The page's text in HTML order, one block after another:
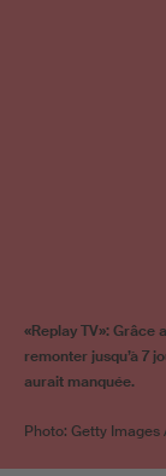
«Replay TV»: Grâce
remonter jusqu’à 7
aurait manquée.
Photo: Getty